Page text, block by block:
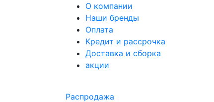
О компании
Наши бренды
Оплата
Кредит и рассрочка
Доставка и сборка
акции
Распродажа